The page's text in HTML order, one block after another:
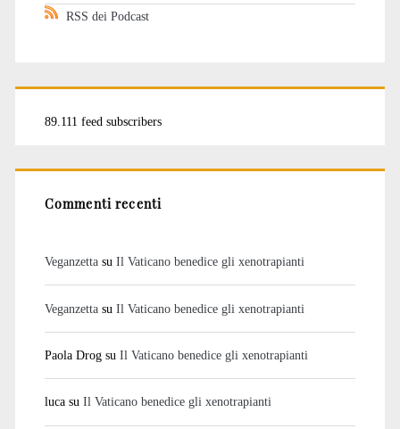
RSS dei Podcast
89.111 feed subscribers
Commenti recenti
Veganzettasu Il Vaticano benedice gli xenotrapianti
Veganzettasu Il Vaticano benedice gli xenotrapianti
Paola Drogsu Il Vaticano benedice gli xenotrapianti
lucasu Il Vaticano benedice gli xenotrapianti